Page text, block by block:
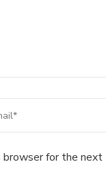
browser for the